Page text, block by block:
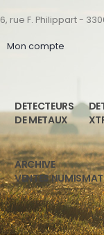
6, rue F. Philippart -
Mon compte
DETECTEURS
DE METAUX
ARCHIVE
VENTES